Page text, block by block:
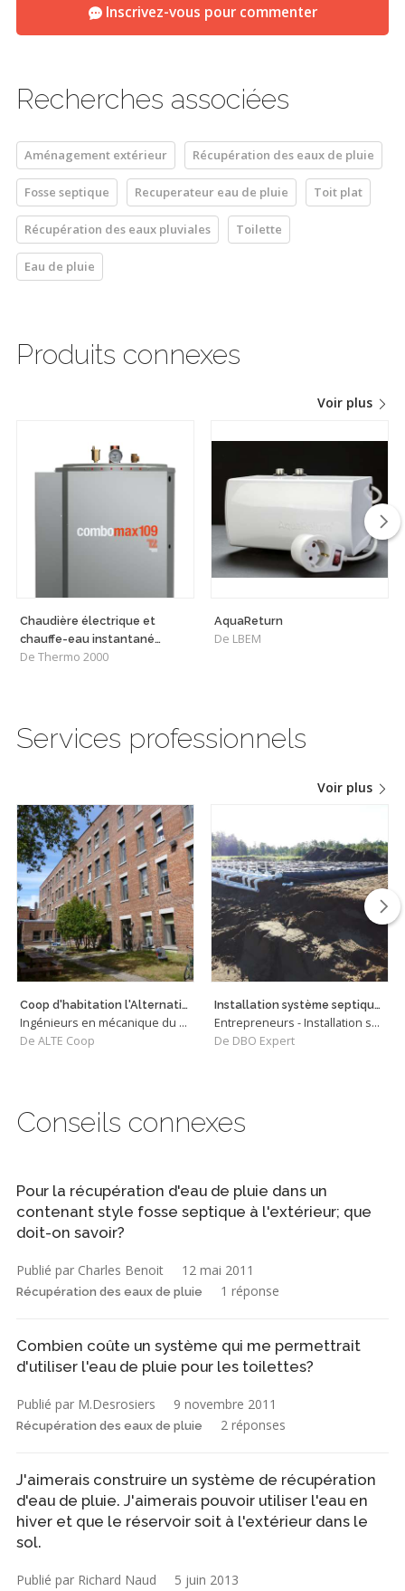
Inscrivez-vous pour commenter
Recherches associées
Aménagement extérieur Récupération des eaux de pluie
Fosse septique Recuperateur eau de pluie Toit plat
Récupération des eaux pluviales Toilette
Eau de pluie
Produits connexes
Voir plus
Chaudière électrique et
chauffe-eau instantané
combinés ComboMax
De Thermo 2000
AquaReturn
De LBEM
Services professionnels
Voir plus
Coop d'habitation l'Alternative - simulation énergétique
Ingénieurs en mécanique du bâtiment
De ALTE Coop
Installation système septique halte routière Québec, Canada
Entrepreneurs - Installation septiques
De DBO Expert
Conseils connexes
Pour la récupération d'eau de pluie dans un
contenant style fosse septique à l'extérieur; que
doit-on savoir?
Publié par Charles Benoit 12 mai 2011
Récupération des eaux de pluie 1 réponse
Combien coûte un système qui me permettrait
d'utiliser l'eau de pluie pour les toilettes?
Publié par M.Desrosiers 9 novembre 2011
Récupération des eaux de pluie 2 réponses
J'aimerais construire un système de récupération
d'eau de pluie. J'aimerais pouvoir utiliser l'eau en
hiver et que le réservoir soit à l'extérieur dans le
sol.
Publié par Richard Naud 5 juin 2013